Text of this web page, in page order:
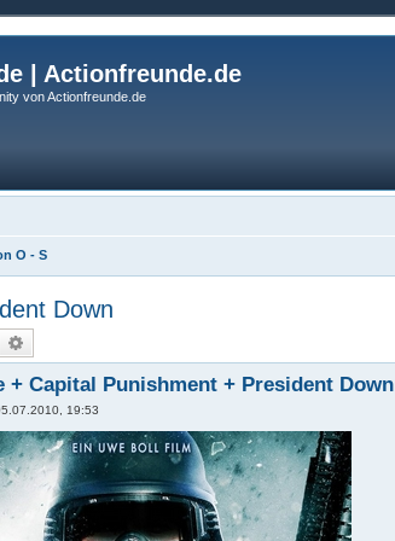
| Actionfreunde.de
von Actionfreunde.de
O - S
Down
Suche
+ Capital Punishment + President Down
19:53